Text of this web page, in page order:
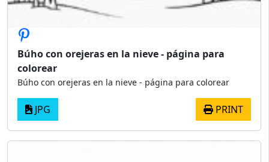
Búho con orejeras en la nieve - página para
colorear
Búho con orejeras en la nieve - página para colorear
JPG PRINT